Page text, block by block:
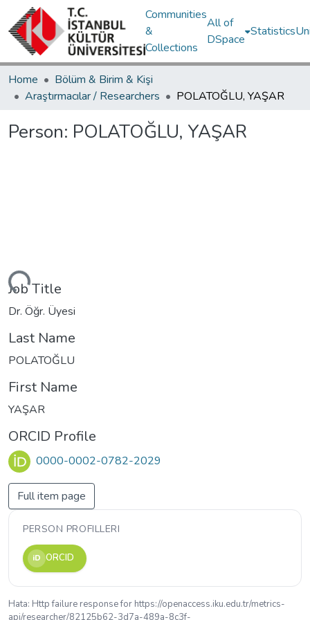
Communities
&
Collections
All of
DSpace
Statistics
Home
Bölüm & Birim & Kişi
Araştırmacılar / Researchers
POLATOĞLU, YAŞAR
Person: POLATOĞLU, YAŞAR
Job Title
Dr. Öğr. Üyesi
Last Name
POLATOĞLU
First Name
YAŞAR
ORCID Profile
0000-0002-0782-2029
Full item page
PERSON PROFILLERI
iD ORCID
Hata: Http failure response for https://openaccess.iku.edu.tr/metrics-
api/researcher/82125b62-3d7a-489a-8c3f-